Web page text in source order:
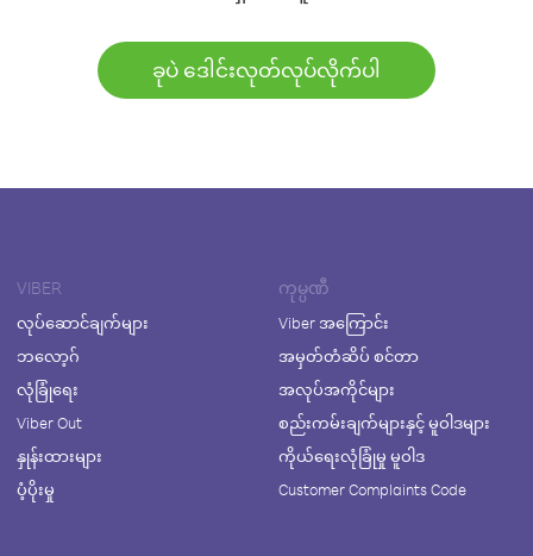
ခုပဲ ဒေါင်းလုတ်လုပ်လိုက်ပါ
VIBER
လုပ်ဆောင်ချက်များ
ဘလော့ဂ်
လုံခြုံရေး
Viber Out
နှုန်းထားများ
ပံ့ပိုးမှု
ကုမ္ပဏီ
Viber အကြောင်း
အမှတ်တံဆိပ် စင်တာ
အလုပ်အကိုင်များ
စည်းကမ်းချက်များနှင့် မူဝါဒများ
ကိုယ်ရေးလုံခြုံမှု မူဝါဒ
Customer Complaints Code